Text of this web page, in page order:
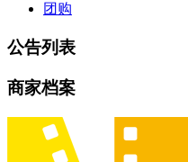
团购
公告列表
商家档案